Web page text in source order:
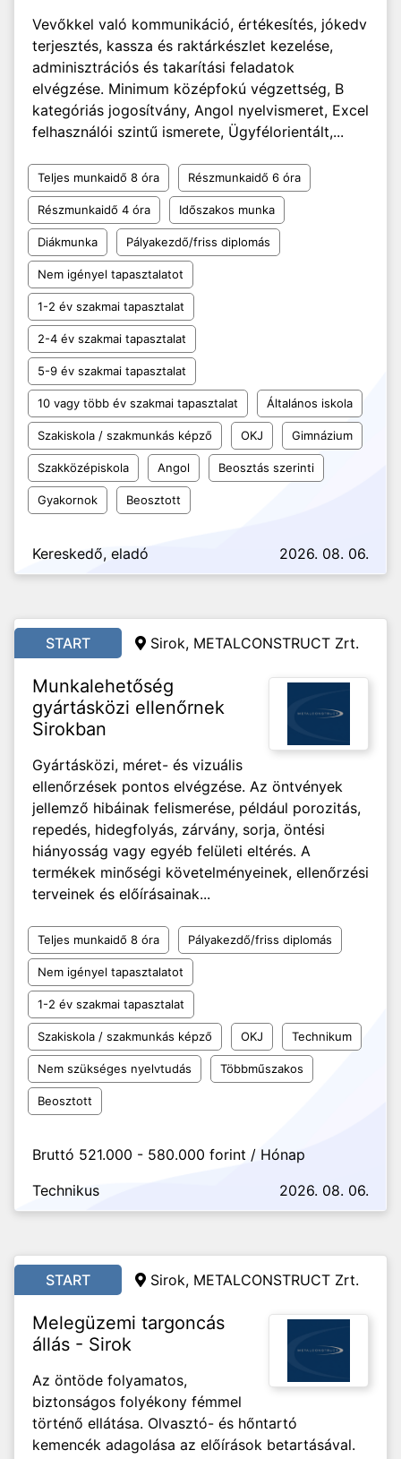
Vevőkkel való kommunikáció, értékesítés, jókedv
terjesztés, kassza és raktárkészlet kezelése,
adminisztrációs és takarítási feladatok
elvégzése. Minimum középfokú végzettség, B
kategóriás jogosítvány, Angol nyelvismeret, Excel
felhasználói szintű ismerete, Ügyfélorientált,...
Teljes munkaidő 8 óra Részmunkaidő 6 óra
Részmunkaidő 4 óra Időszakos munka
Diákmunka Pályakezdő/friss diplomás
Nem igényel tapasztalatot
1-2 év szakmai tapasztalat
2-4 év szakmai tapasztalat
5-9 év szakmai tapasztalat
10 vagy több év szakmai tapasztalat Általános iskola
Szakiskola / szakmunkás képző OKJ Gimnázium
Szakközépiskola Angol Beosztás szerinti
Gyakornok Beosztott
Kereskedő, eladó 2026. 08. 06.
START Sirok, METALCONSTRUCT Zrt.
Munkalehetőség
gyártásközi ellenőrnek
Sirokban
Gyártásközi, méret- és vizuális
ellenőrzések pontos elvégzése. Az öntvények
jellemző hibáinak felismerése, például porozitás,
repedés, hidegfolyás, zárvány, sorja, öntési
hiányosság vagy egyéb felületi eltérés. A
termékek minőségi követelményeinek, ellenőrzési
terveinek és előírásainak...
Teljes munkaidő 8 óra Pályakezdő/friss diplomás
Nem igényel tapasztalatot
1-2 év szakmai tapasztalat
Szakiskola / szakmunkás képző OKJ Technikum
Nem szükséges nyelvtudás Többműszakos
Beosztott
Bruttó 521.000 - 580.000 forint / Hónap
Technikus
2026. 08. 06.
START Sirok, METALCONSTRUCT Zrt.
Melegüzemi targoncás
állás - Sirok
Az öntöde folyamatos,
biztonságos folyékony fémmel
történő ellátása. Olvasztó- és hőntartó
kemencék adagolása az előírások betartásával.